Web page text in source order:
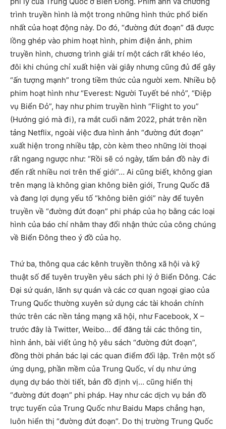
trình truyền hình là một trong những hình thức phổ biến
nhất của hoạt động này. Do đó, “đường đứt đoạn” đã được
lồng ghép vào phim hoạt hình, phim điện ảnh, phim
truyền hình, chương trình giải trí một cách rất khéo léo,
đôi khi chúng chỉ xuất hiện vài giây nhưng cũng đủ để gây
“ấn tượng mạnh” trong tiềm thức của người xem. Nhiều bộ
phim hoạt hình như “Everest: Người Tuyết bé nhỏ”, “Điệp
vụ Biển Đỏ”, hay như phim truyền hình “Flight to you”
(Hướng gió mà đi), ra mắt cuối năm 2022, phát trên nền
tảng Netflix, ngoài việc đưa hình ảnh “đường đứt đoạn”
xuất hiện trong nhiều tập, còn kèm theo những lời thoại
rất ngang ngược như: “Rồi sẽ có ngày, tấm bản đồ này đi
đến rất nhiều nơi trên thế giới”… Ai cũng biết, không gian
trên mạng là không gian không biên giới, Trung Quốc đã
và đang lợi dụng yếu tố “không biên giới” này để tuyên
truyền về “đường đứt đoạn” phi pháp của họ bằng các loại
hình của báo chí nhằm thay đổi nhận thức của công chúng
về Biển Đông theo ý đồ của họ.
Thứ ba, thông qua các kênh truyền thông xã hội và kỹ
thuật số để tuyên truyền yêu sách phi lý ở Biển Đông. Các
Đại sứ quán, lãnh sự quán và các cơ quan ngoại giao của
Trung Quốc thường xuyên sử dụng các tài khoản chính
thức trên các nền tảng mạng xã hội, như Facebook, X –
trước đây là Twitter, Weibo… để đăng tải các thông tin,
hình ảnh, bài viết ủng hộ yêu sách “đường đứt đoạn”,
đồng thời phản bác lại các quan điểm đối lập. Trên một số
ứng dụng, phần mềm của Trung Quốc, ví dụ như ứng
dụng dự báo thời tiết, bản đồ định vị… cũng hiển thị
“đường đứt đoạn” phi pháp. Hay như các dịch vụ bản đồ
trực tuyến của Trung Quốc như Baidu Maps chẳng hạn,
luôn hiển thị “đường đứt đoạn”. Do thị trường Trung Quốc